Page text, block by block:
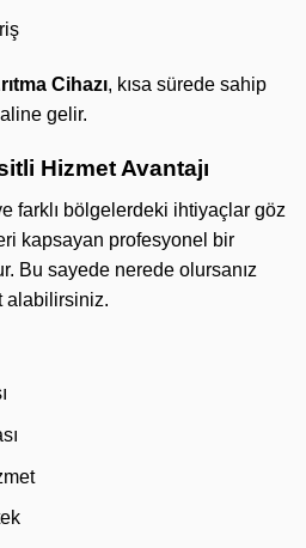
Cihazı, kısa sürede sahip
gelir.
Hizmet Avantajı
farklı bölgelerdeki ihtiyaçlar göz
kapsayan profesyonel bir
Bu sayede nerede olursanız
alabilirsiniz.